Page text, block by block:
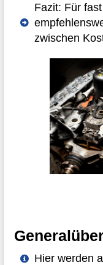
Fazit: Für
zwischen
Hier werden